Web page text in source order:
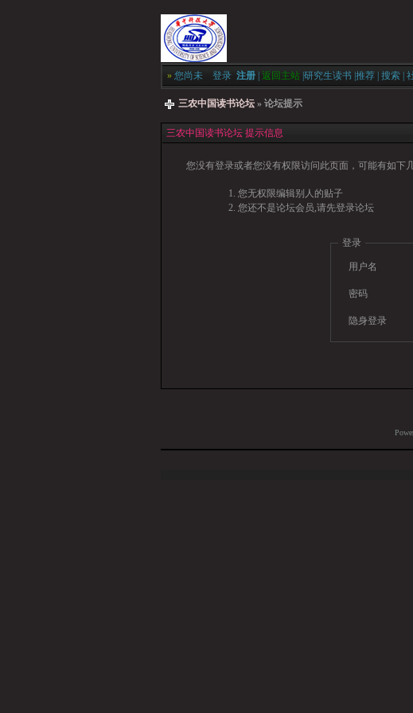
» 您尚未 登录 注册 返回主站 研究生读书 推荐 搜索
三农中国读书论坛 » 论坛提示
三农中国读书论坛 提示信息
您没有登录或者您没有权限访问此页面，可能有如下
您无权限编辑别人的贴子
您还不是论坛会员,请先登录论坛
登录
用户名
密码
隐身登录